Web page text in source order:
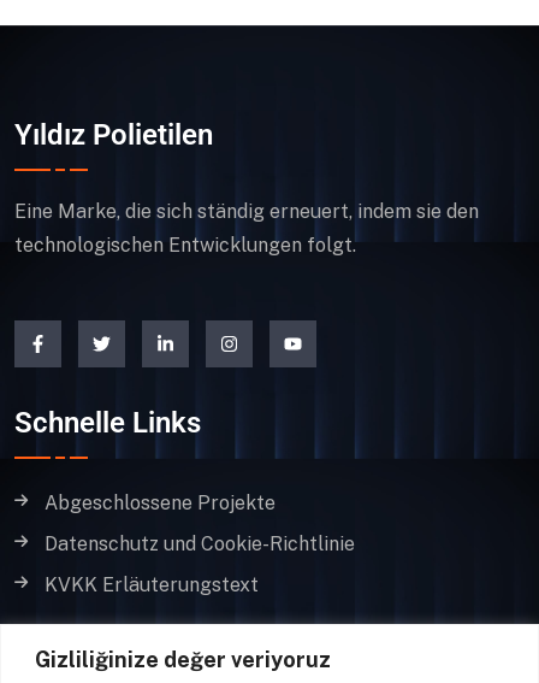
Gizliliğinize değer veriyoruz
Yıldız Polietilen
Eine Marke, die sich ständig erneuert, indem sie den
technologischen Entwicklungen folgt.
Schnelle Links
Abgeschlossene Projekte
Datenschutz und Cookie-Richtlinie
KVKK Erläuterungstext
Kontakt